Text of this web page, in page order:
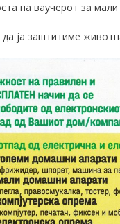
на ваучерот за
ја заштитиме